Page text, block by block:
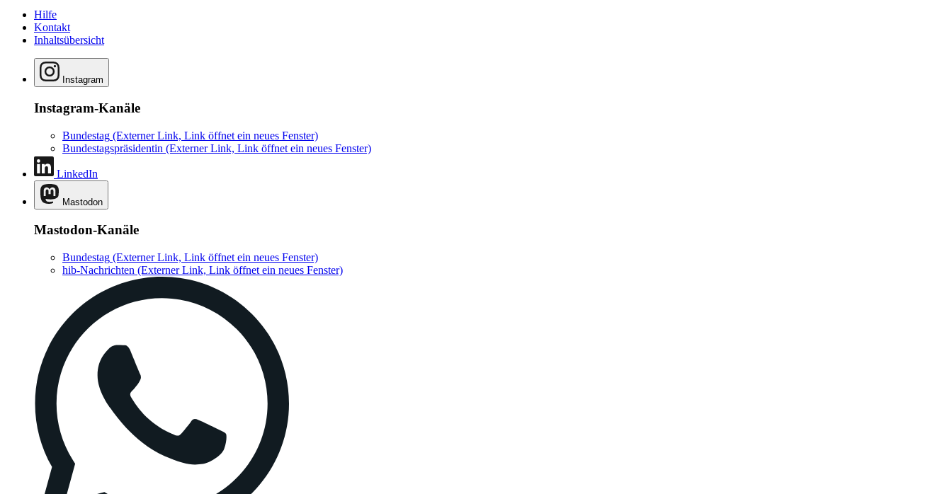
Hilfe
Kontakt
Inhaltsübersicht
Instagram
Instagram-Kanäle
Bundestag (Externer Link, Link öffnet ein neues Fenster)
Bundestagspräsidentin (Externer Link, Link öffnet ein neues Fenster)
LinkedIn
Mastodon
Mastodon-Kanäle
Bundestag (Externer Link, Link öffnet ein neues Fenster)
hib-Nachrichten (Externer Link, Link öffnet ein neues Fenster)